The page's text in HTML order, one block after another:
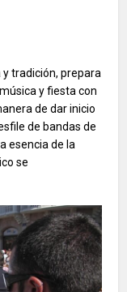
tradición, prepara
y fiesta con
de dar inicio
de bandas de
esencia de la
se